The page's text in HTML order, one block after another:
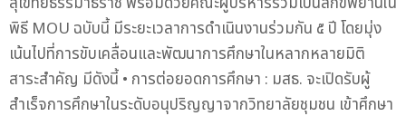
พิธี MOU ฉบับนี้ มีระยะเวลาการดำเนินงานร่วมกัน ๕ ปี โดยมุ่ง
เน้นไปที่การขับเคลื่อนและพัฒนาการศึกษาในหลากหลายมิติ
สาระสำคัญ มีดังนี้ • การต่อยอดการศึกษา : มสธ. จะเปิดรับผู้
สำเร็จการศึกษาในระดับอนุปริญญาจากวิทยาลัยชุมชน เข้าศึกษา